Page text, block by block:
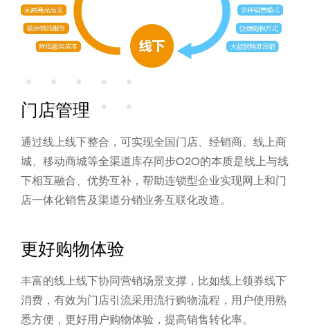
门店管理
通过线上线下整合，可实现全国门店、经销商、线上商
城、移动商城等全渠道库存同步O2O的本质是线上与线
下相互融合、优势互补，帮助连锁型企业实现网上和门
店一体化销售及渠道分销业务互联化改造。
更好购物体验
丰富的线上线下协同营销场景支撑，比如线上领券线下
消费，有效为门店引流采用流行购物流程，用户使用熟
悉方便，更好用户购物体验，提高销售转化率。